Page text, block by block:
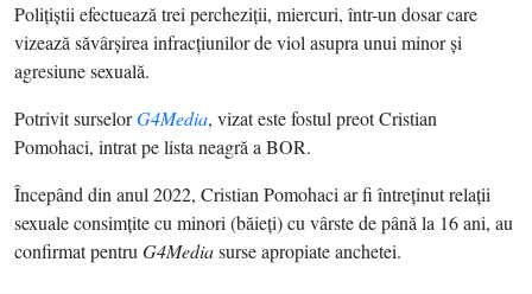
Poliţiştii efectuează trei percheziţii, miercuri, într-un dosar care
vizează săvârşirea infracţiunilor de viol asupra unui minor şi
agresiune sexuală.
Potrivit surselorG4Media, vizat este fostul preot Cristian
Pomohaci, intrat pe lista neagră a BOR.
Începând din anul 2022, Cristian Pomohaci ar fi întreţinut relaţii
sexuale consimţite cu minori (băieţi) cu vârste de până la 16 ani, au
confirmat pentru G4Mediasurse apropiate anchetei.